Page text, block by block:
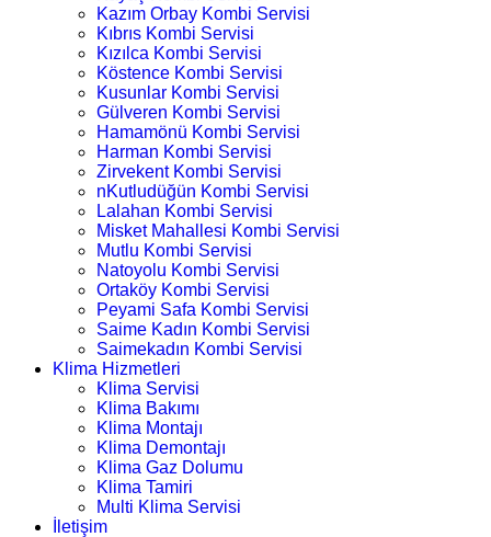
Kazım Orbay Kombi Servisi
Kıbrıs Kombi Servisi
Kızılca Kombi Servisi
Köstence Kombi Servisi
Kusunlar Kombi Servisi
Gülveren Kombi Servisi
Hamamönü Kombi Servisi
Harman Kombi Servisi
Zirvekent Kombi Servisi
nKutludüğün Kombi Servisi
Lalahan Kombi Servisi
Misket Mahallesi Kombi Servisi
Mutlu Kombi Servisi
Natoyolu Kombi Servisi
Ortaköy Kombi Servisi
Peyami Safa Kombi Servisi
Saime Kadın Kombi Servisi
Saimekadın Kombi Servisi
Klima Hizmetleri
Klima Servisi
Klima Bakımı
Klima Montajı
Klima Demontajı
Klima Gaz Dolumu
Klima Tamiri
Multi Klima Servisi
İletişim